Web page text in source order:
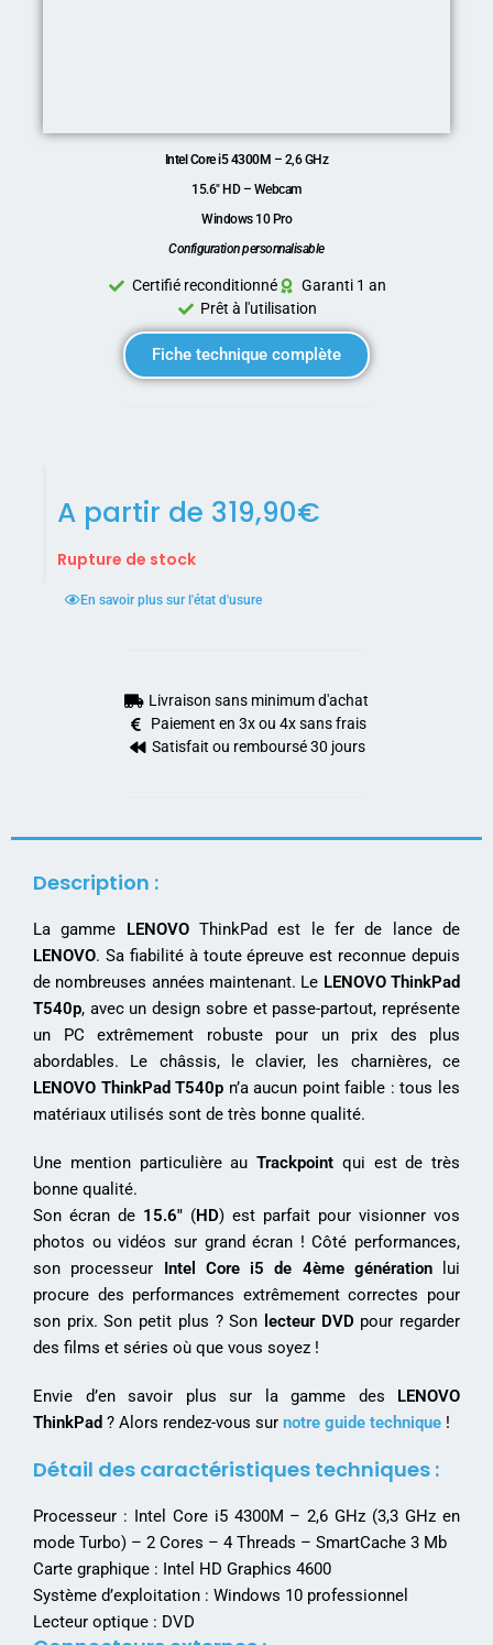
Intel Core i5 4300M – 2,6 GHz
15.6″ HD – Webcam
Windows 10 Pro
Configuration personnalisable
Certifié reconditionné
Garanti 1 an
Prêt à l'utilisation
Fiche technique complète
A partir de 319,90€
Rupture de stock
En savoir plus sur l'état d'usure
Livraison sans minimum d'achat
Paiement en 3x ou 4x sans frais
Satisfait ou remboursé 30 jours
Description :
La gamme LENOVOThinkPad est le fer de lance de
LENOVO. Sa fiabilité à toute épreuve est reconnue depuis
de nombreuses années maintenant. Le LENOVO ThinkPad
T540p, avec un design sobre et passe-partout, représente
un PC extrêmement robuste pour un prix des plus
abordables. Le châssis, le clavier, les charnières, ce
LENOVO ThinkPad T540p n’a aucun point faible : tous les
matériaux utilisés sont de très bonne qualité.
Une mention particulière au Trackpoint qui est de très
bonne qualité.
Son écran de 15.6″ (HD) est parfait pour visionner vos
photos ou vidéos sur grand écran ! Côté performances,
son processeur Intel Core i5 de 4ème générationlui
procure des performances extrêmement correctes pour
son prix. Son petit plus ? Son lecteur DVD pour regarder
des films et séries où que vous soyez !
Envie d’en savoir plus sur la gamme des LENOVO
ThinkPad ? Alors rendez-vous sur notre guide technique !
Détail des caractéristiques techniques :
Processeur : Intel Core i5 4300M – 2,6 GHz (3,3 GHz en
mode Turbo) – 2 Cores – 4 Threads – SmartCache 3 Mb
Carte graphique : Intel HD Graphics 4600
Système d’exploitation : Windows 10 professionnel
Lecteur optique : DVD